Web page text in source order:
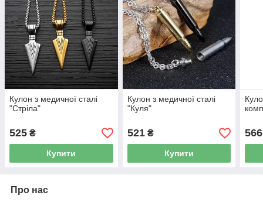
Кулон з медичної сталі
"Стріла"
525 ₴
Купити
Кулон з медичної сталі
"Куля"
521₴
Купити
566
Про нас